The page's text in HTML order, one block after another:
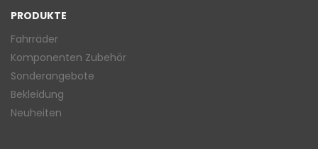
PRODUKTE
Fahrräder
Komponenten Zubehör
Sonderangebote
Bekleidung
Neuheiten